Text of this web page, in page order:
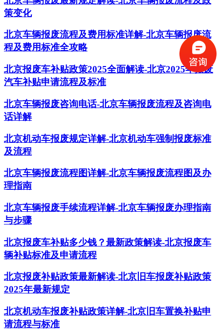
策变化
北京车辆报废流程及费用标准详解-北京车辆报废流
程及费用标准全攻略
北京报废车补贴政策2025全面解读-北京2025年报废
汽车补贴申请流程及标准
北京车辆报废咨询电话-北京车辆报废流程及咨询电
话详解
北京机动车报废规定详解-北京机动车强制报废标准
及流程
北京车辆报废流程图详解-北京车辆报废流程图及办
理指南
北京车辆报废手续流程详解-北京车辆报废办理指南
与步骤
北京报废车补贴多少钱？最新政策解读-北京报废车
辆补贴标准及申请流程
北京报废补贴政策最新解读-北京旧车报废补贴政策
2025年最新规定
北京机动车报废补贴政策详解-北京旧车置换补贴申
请流程与标准